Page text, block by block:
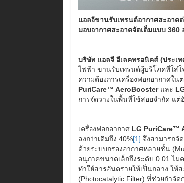
แอลจีขานรับเทรนด์อากาศสะอาด
มอบอากาศสะอาดจัดเต็มแบบ 360
บริษัท แอลจี อีเลคทรอนิคส์ (ประเ
ไฟฟ้า ขานรับเทรนด์ผู้บริโภคที่ใส่
ความต้องการเครื่องฟอกอากาศใน
PuriCare™ AeroBoosterและ
การจัดวางในพื้นที่ใช้สอยจำกัด แ
เครื่องฟอกอากาศ LG PuriCare™
ลงกว่าเดิมถึง 40%[1] จึงสามารถจั
ด้วยระบบกรองอากาศหลายชั้น
อนุภาคขนาดเล็กถึงระดับ 0.01 ไม
ทำให้สารอันตรายให้เป็นกลาง ใ
(Photocatalytic Filter) ที่ช่วยกำจั